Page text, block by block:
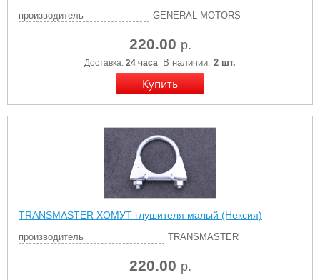
производитель GENERAL MOTORS
220.00 р.
Доставка: 24 часа В наличии: 2 шт.
TRANSMASTER ХОМУТ глушителя малый (Нексия)
производитель TRANSMASTER
220.00 р.